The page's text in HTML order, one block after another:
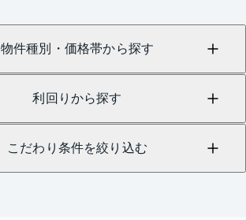
物件種別・価格帯から探す
利回りから探す
こだわり条件を絞り込む